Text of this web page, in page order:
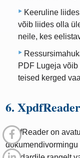
Keeruline
võib liides olla
neile, kes
PDF Lugeja
teised kerged
6. XpdfReader
XpdfReader on